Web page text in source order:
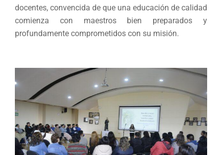
docentes, convencida de que una educación de calidad
comienza con maestros bien preparados y
profundamente comprometidos con su misión.